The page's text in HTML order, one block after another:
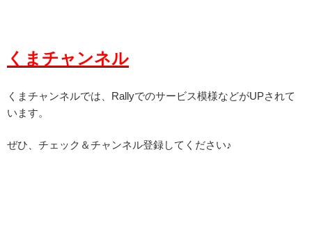
くまチャンネル
くまチャンネルでは、Rallyでのサービス模様などがUPされて
います。
ぜひ、チェック＆チャンネル登録してください♪